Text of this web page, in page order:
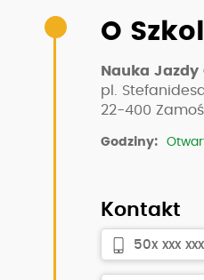
O
Nauka Jazdy
pl.
22-400
Godziny:
Kontakt
50x xxx xxx